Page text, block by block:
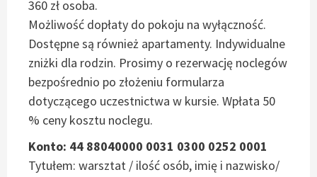
360 zł osoba.
Możliwość dopłaty do pokoju na wyłączność.
Dostępne są również apartamenty. Indywidualne
zniżki dla rodzin. Prosimy o rezerwację noclegów
bezpośrednio po złożeniu formularza
dotyczącego uczestnictwa w kursie. Wpłata 50
% ceny kosztu noclegu.
Konto: 44 88040000 0031 0300 0252 0001
Tytułem: warsztat / ilość osób, imię i nazwisko/